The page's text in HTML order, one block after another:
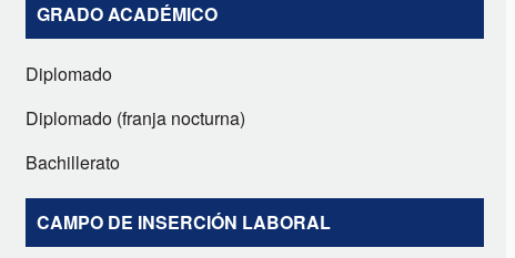
GRADO ACADÉMICO
Diplomado
Diplomado (franja nocturna)
Bachillerato
CAMPO DE INSERCIÓN LABORAL